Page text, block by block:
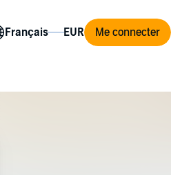
Me connecter